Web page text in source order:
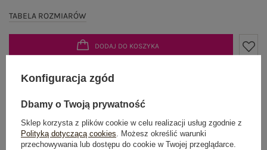
TABELA ROZMIARÓW
DODAJ DO KOSZYKA
Możesz kupić także poprzez:
Dostawaod 7,99 zł
Konfiguracja zgód
Dbamy o Twoją prywatność
Sklep korzysta z plików cookie w celu realizacji usług zgodnie z
Polityką dotyczącą cookies. Możesz określić warunki
przechowywania lub dostępu do cookie w Twojej przeglądarce.